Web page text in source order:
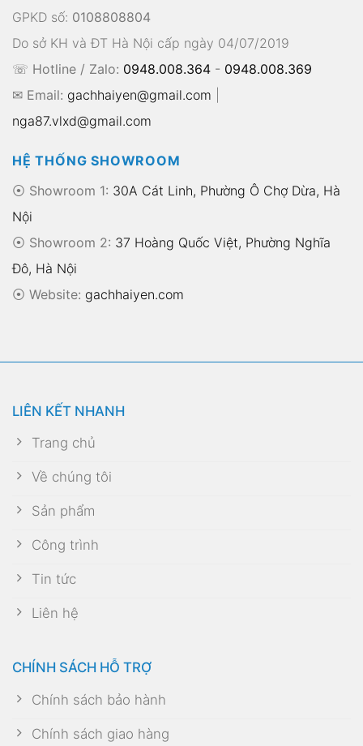
GPKD số: 0108808804
Do sở KH và ĐT Hà Nội cấp ngày 04/07/2019
☏ Hotline / Zalo: 0948.008.364 - 0948.008.369
✉ Email: gachhaiyen@gmail.com
nga87.vlxd@gmail.com
HỆ THỐNG SHOWROOM
⦿ Showroom 1: 30A Cát Linh, Phường Ô Chợ Dừa, Hà
Nội
⦿ Showroom 2: 37 Hoàng Quốc Việt, Phường Nghĩa
Đô, Hà Nội
⦿ Website: gachhaiyen.com
LIÊN KẾT NHANH
Trang chủ
Về chúng tôi
Sản phẩm
Công trình
Tin tức
Liên hệ
CHÍNH SÁCH HỖ TRỢ
Chính sách bảo hành
Chính sách giao hàng